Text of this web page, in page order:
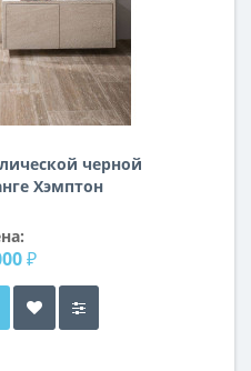
черной
Хэмптон
₽